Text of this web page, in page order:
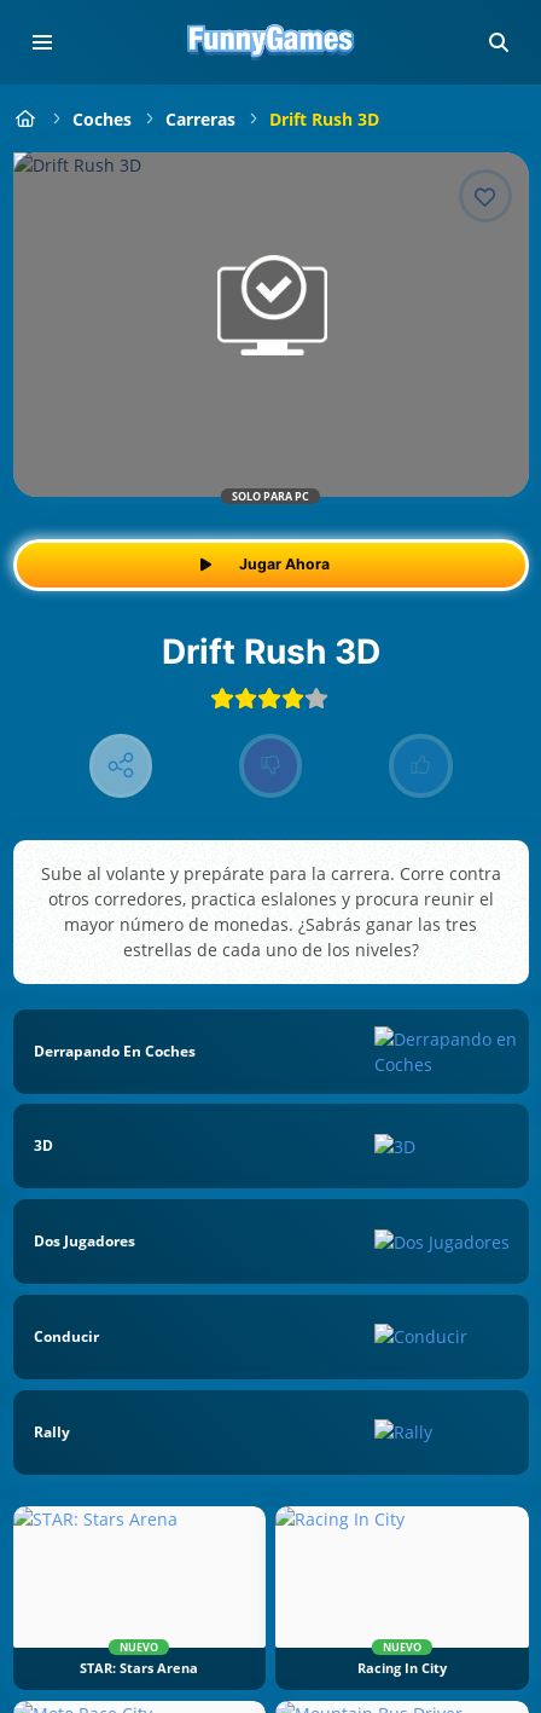
Coches Carreras Drift Rush 3D
SOLO PARA PC
Jugar Ahora
Drift Rush 3D
Sube al volante y prepárate para la carrera. Corre contra
otros corredores, practica eslalones y procura reunir el
mayor número de monedas. ¿Sabrás ganar las tres
estrellas de cada uno de los niveles?
Derrapando En Coches
3D
Dos Jugadores
Conducir
Rally
NUEVO
STAR: Stars Arena
NUEVO
Racing In City